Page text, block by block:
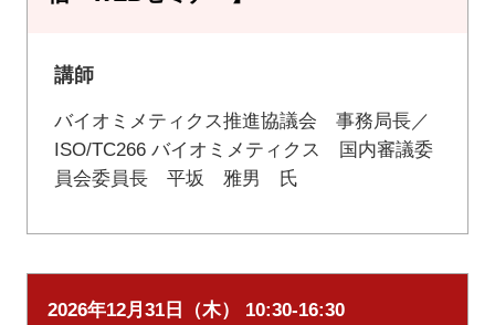
講師
バイオミメティクス推進協議会 事務局長／
ISO/TC266 バイオミメティクス 国内審議委
員会委員長 平坂 雅男 氏
2026年12月31日（木） 10:30-16:30